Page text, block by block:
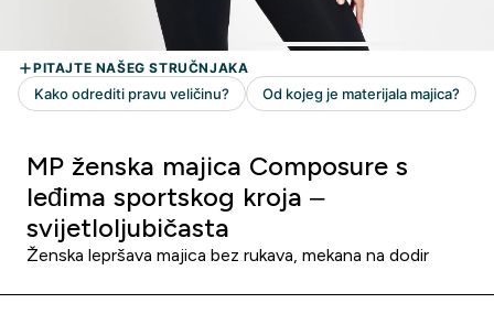
MP ženska majica Composure s
leđima sportskog kroja –
svijetloljubičasta
Ženska lepršava majica bez rukava, mekana na dodir